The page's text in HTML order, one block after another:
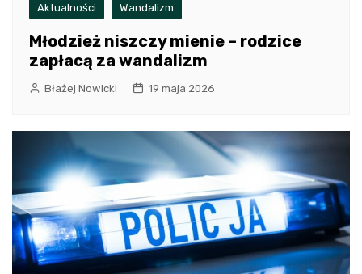
Aktualności Wandalizm
Młodzież niszczy mienie – rodzice
zapłacą za wandalizm
Błażej Nowicki 19 maja 2026